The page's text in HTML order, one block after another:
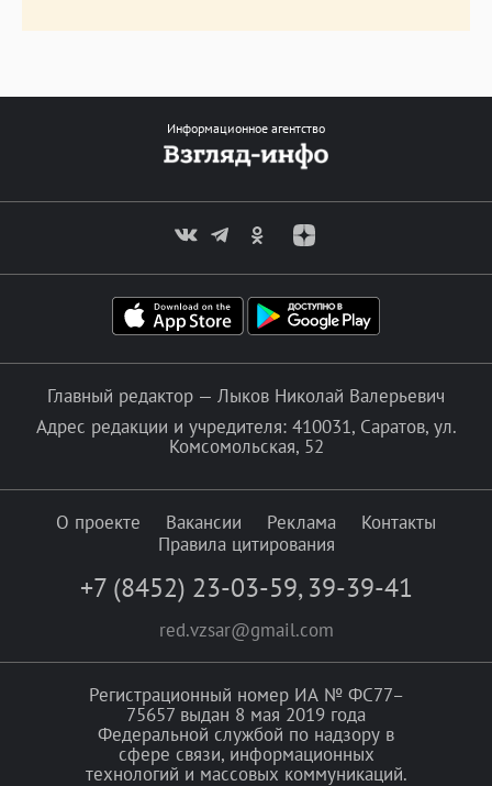
Информационное агентство
Главный редактор — Лыков Николай Валерьевич
Адрес редакции и учредителя: 410031, Саратов, ул.
Комсомольская, 52
О проекте Вакансии Реклама
Контакты
Правила цитирования
+7 (8452) 23-03-59, 39-39-41
red.vzsar@gmail.com
Регистрационный номер ИА № ФС77–
75657 выдан 8 мая 2019 года
Федеральной службой по надзору в
сфере связи, информационных
технологий и массовых коммуникаций.